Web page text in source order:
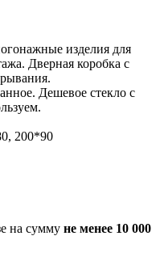
изделия для
Дверная коробка с
Дешевое стекло с
200*90
на сумму не менее 10 000